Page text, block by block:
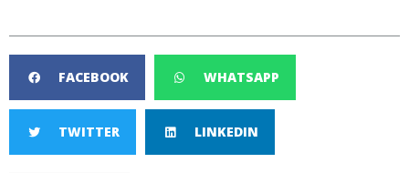
FACEBOOK WHATSAPP
TWITTER LINKEDIN